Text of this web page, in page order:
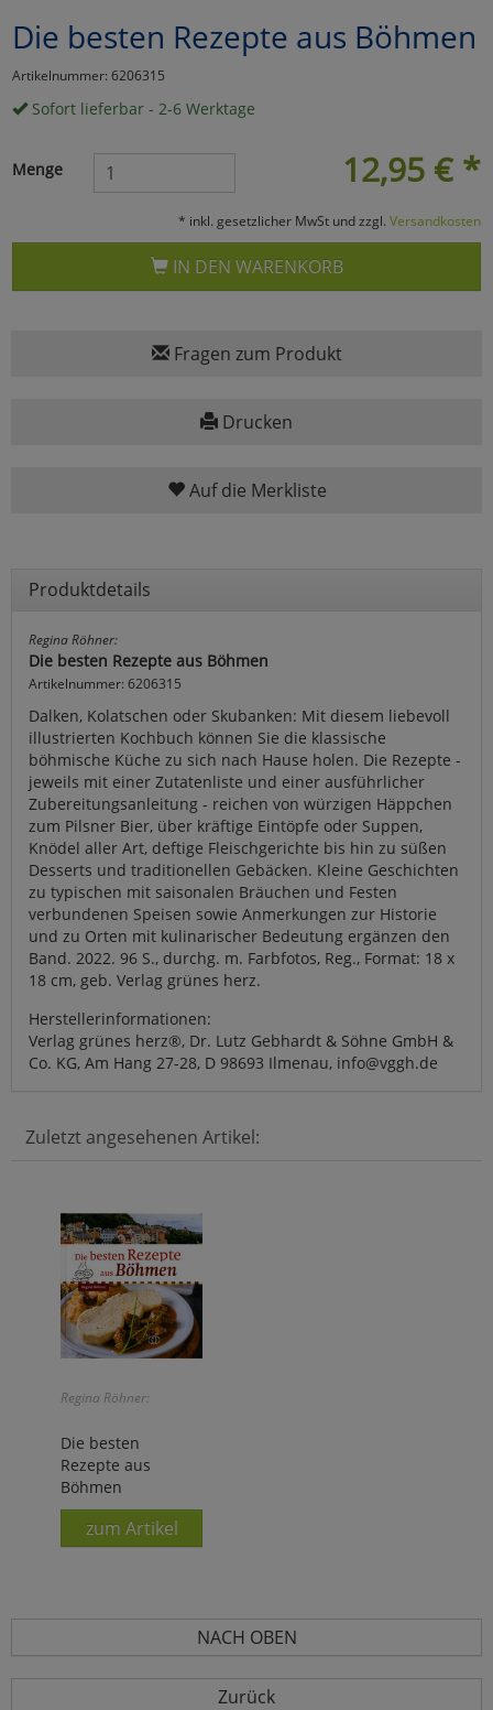
Die besten Rezepte aus Böhmen
Artikelnummer: 6206315
Sofort lieferbar - 2-6 Werktage
12,95 € *
Menge
* inkl. gesetzlicher MwSt und zzgl. Versandkosten
IN DEN WARENKORB
Fragen zum Produkt
Drucken
Auf die Merkliste
Produktdetails
Regina Röhner:
Die besten Rezepte aus Böhmen
Artikelnummer: 6206315
Dalken, Kolatschen oder Skubanken: Mit diesem liebevoll
illustrierten Kochbuch können Sie die klassische
böhmische Küche zu sich nach Hause holen. Die Rezepte -
jeweils mit einer Zutatenliste und einer ausführlicher
Zubereitungsanleitung - reichen von würzigen Häppchen
zum Pilsner Bier, über kräftige Eintöpfe oder Suppen,
Knödel aller Art, deftige Fleischgerichte bis hin zu süßen
Desserts und traditionellen Gebäcken. Kleine Geschichten
zu typischen mit saisonalen Bräuchen und Festen
verbundenen Speisen sowie Anmerkungen zur Historie
und zu Orten mit kulinarischer Bedeutung ergänzen den
Band. 2022. 96 S., durchg. m. Farbfotos, Reg., Format: 18 x
18 cm, geb. Verlag grünes herz.
Herstellerinformationen:
Verlag grünes herz®, Dr. Lutz Gebhardt & Söhne GmbH &
Co. KG, Am Hang 27-28, D 98693 Ilmenau, info@vggh.de
Zuletzt angesehenen Artikel:
Regina Röhner:
Die besten
Rezepte aus
Böhmen
zum Artikel
NACH OBEN
Zurück
Marketing
Umfragetools
Cookies
Einstellungen speichern
zu Haupptseite